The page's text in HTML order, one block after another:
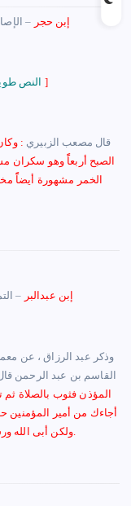
إبن حجر –
النص ]
قال مصعب الزبيري :
الصبح أربعاًً وهو سكران
الخمر مشهورة أيضاًً
إبن عبدالبر –
وذكر عبد الرزاق ، عن
القاسم بن عبد الرحمن
المؤذن فثوب بالصلاة
أجاءك من أمير
ولكن أبى الله